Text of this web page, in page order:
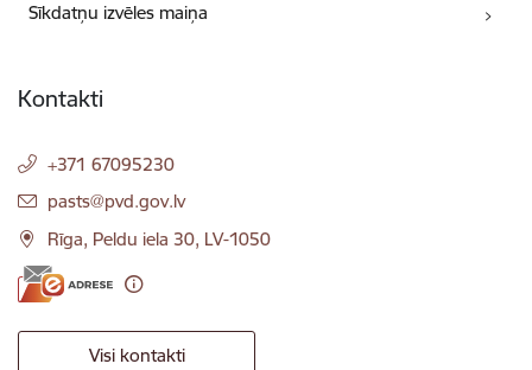
Sīkdatņu izvēles maiņa
Kontakti
+371 67095230
E-pasts:
pasts@pvd.gov.lv
Rīga, Peldu iela 30, LV-1050
Visi kontakti